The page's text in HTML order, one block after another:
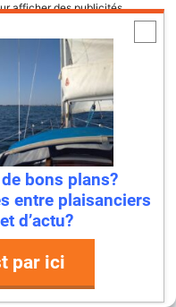
afficher des publicités
nous autorisera à
de navigation ou les ID
ou de retirer son
certaines fonctonnalités et
de vos données
français
le guide
bateau
bons plans?
entre plaisanciers
et d’actu?
par ici